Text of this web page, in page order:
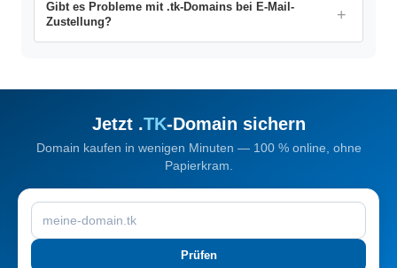
Gibt es Probleme mit .tk-Domains bei E-Mail-
Zustellung?
Jetzt .TK-Domain sichern
Domain kaufen in wenigen Minuten — 100 % online, ohne
Papierkram.
Prüfen